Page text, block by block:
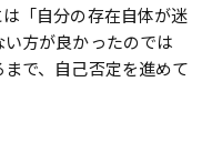
「自分の存在自体が迷
方が良かったのでは
で、自己否定を進めて